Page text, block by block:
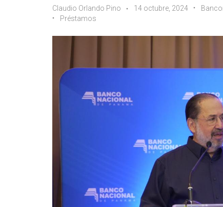
Claudio Orlando Pino 14 octubre, 2024
Préstamos